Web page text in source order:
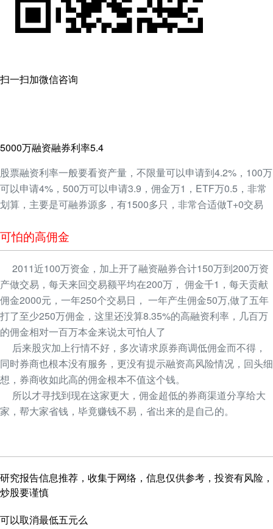
扫一扫加微信咨询
5000万融资融券利率5.4
股票融资利率一般要看资产量，不限量可以申请到4.2%，100万
可以申请4%，500万可以申请3.9，佣金万1，ETF万0.5，非常
划算，主要是可融券源多，有1500多只，非常合适做T+0交易
可怕的高佣金
2011近100万资金，加上开了融资融券合计150万到200万资
产做交易，每天来回交易额平均在200万， 佣金千1，每天贡献
佣金2000元，一年250个交易日， 一年产生佣金50万,做了五年
打了至少250万佣金，这里还没算8.35%的高融资利率，几百万
的佣金相对一百万本金来说太可怕人了
后来股灾加上行情不好，多次请求原券商调低佣金而不得，
同时券商也根本没有服务，更没有提示融资高风险情况，回头细
想，券商收如此高的佣金根本不值这个钱。
所以才寻找到现在这家更大，佣金超低的券商渠道分享给大
家，帮大家省钱，毕竟赚钱不易，省出来的是自己的。
研究报告信息推荐，收集于网络，信息仅供参考，投资有风险，
炒股要谨慎
可以取消最低五元么